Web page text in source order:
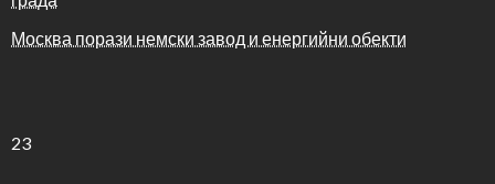
Москва порази немски завод и енергийни обекти
23